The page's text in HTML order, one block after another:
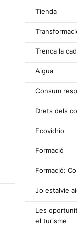
Tienda
Trenca la
Aigua
Consum
Drets dels
Ecovidrio
Formació
Formació:
Jo estalvie
Les
el turisme